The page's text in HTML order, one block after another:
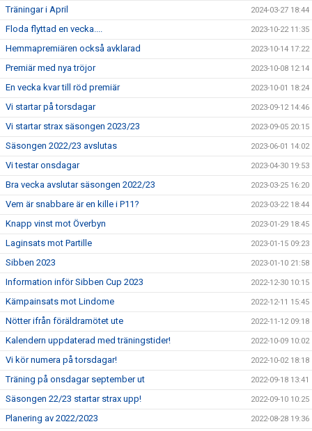
Träningar i April 2024-03-27 18:44
Floda flyttad en vecka.... 2023-10-22 11:35
Hemmapremiären också avklarad 2023-10-14 17:22
Premiär med nya tröjor 2023-10-08 12:14
En vecka kvar till röd premiär 2023-10-01 18:24
Vi startar på torsdagar 2023-09-12 14:46
Vi startar strax säsongen 2023/23 2023-09-05 20:15
Säsongen 2022/23 avslutas 2023-06-01 14:02
Vi testar onsdagar 2023-04-30 19:53
Bra vecka avslutar säsongen 2022/23 2023-03-25 16:20
Vem är snabbare är en kille i P11? 2023-03-22 18:44
Knapp vinst mot Överbyn 2023-01-29 18:45
Laginsats mot Partille 2023-01-15 09:23
Sibben 2023 2023-01-10 21:58
Information inför Sibben Cup 2023 2022-12-30 10:15
Kämpainsats mot Lindome 2022-12-11 15:45
Nötter ifrån föräldramötet ute 2022-11-12 09:18
Kalendern uppdaterad med träningstider! 2022-10-09 10:02
Vi kör numera på torsdagar! 2022-10-02 18:18
Träning på onsdagar september ut 2022-09-18 13:41
Säsongen 22/23 startar strax upp! 2022-09-10 10:25
Planering av 2022/2023 2022-08-28 19:36